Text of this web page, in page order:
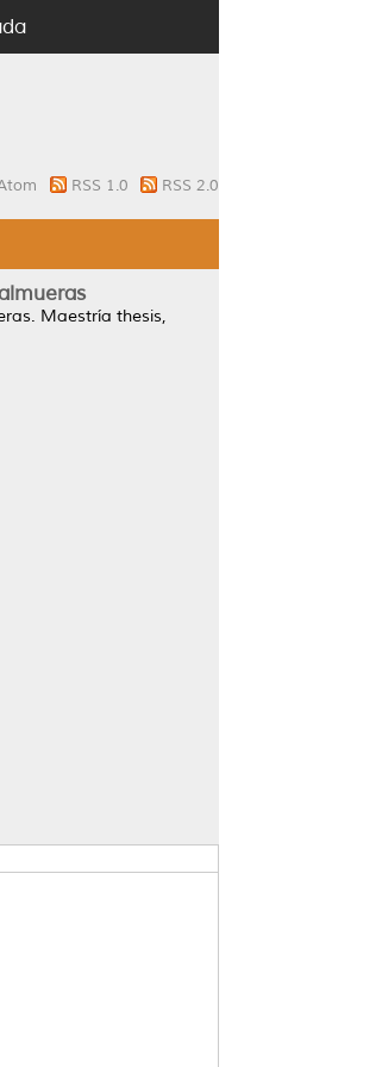
RSS 1.0 RSS 2.0
Maestría thesis,